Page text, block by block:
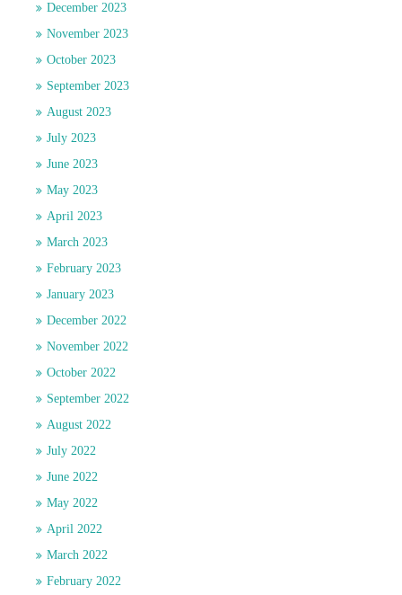
December 2023
November 2023
October 2023
September 2023
August 2023
July 2023
June 2023
May 2023
April 2023
March 2023
February 2023
January 2023
December 2022
November 2022
October 2022
September 2022
August 2022
July 2022
June 2022
May 2022
April 2022
March 2022
February 2022